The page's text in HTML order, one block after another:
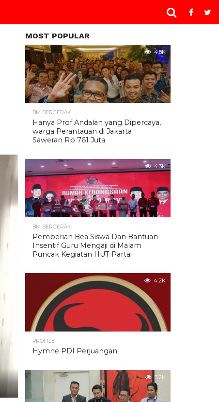
MOST POPULAR
4.8K
BM BERGERAK
Hanya Prof Andalan yang Dipercaya,
warga Perantauan di Jakarta
Saweran Rp 761 Juta
4.3K
BM BERGERAK
Pemberian Bea Siswa Dan Bantuan
Insentif Guru Mengaji di Malam
Puncak Kegiatan HUT Partai
4.2K
PROFILE
Hymne PDI Perjuangan
3.2K